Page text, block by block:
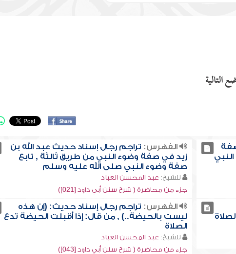
التالية
الفهرس: تراجم رجال إسناد حديث عبد الله بن
زيد في صفة وضوء النبي من طريق ثالثة , تابع
صفة وضوء النبي صلى الله عليه وسلم
للشيخ: عبد المحسن العباد
جزء من محاضرة ( شرح سنن أبي داود [021])
الفهرس: تراجم رجال إسناد حديث: (إن هذه
ليست بالحيضة..) , من قال: إذا أقبلت الحيضة تدع
الصلاة
للشيخ: عبد المحسن العباد
جزء من محاضرة ( شرح سنن أبي داود [043])